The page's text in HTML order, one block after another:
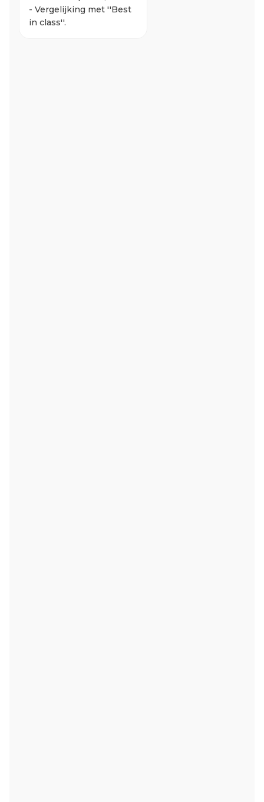
- Vergelijking met ''Best
in class''.